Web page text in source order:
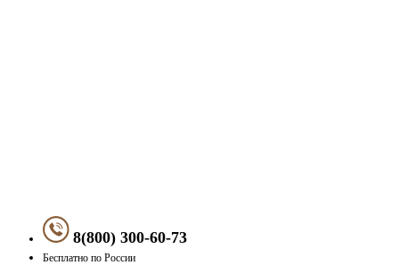
8(800) 300-60-73
Бесплатно по России